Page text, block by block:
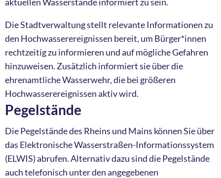
Die Stadtverwaltung stellt relevante Informationen zu
den Hochwasserereignissen bereit, um Bürger*innen
rechtzeitig zu informieren und auf mögliche Gefahren
hinzuweisen. Zusätzlich informiert sie über die
ehrenamtliche Wasserwehr, die bei größeren
Hochwasserereignissen aktiv wird.
Pegelstände
Die Pegelstände des Rheins und Mains können Sie über
das Elektronische Wasserstraßen-Informationssystem
(ELWIS) abrufen. Alternativ dazu sind die Pegelstände
auch telefonisch unter den angegebenen